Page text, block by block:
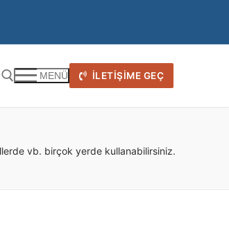
MENÜ İLETIŞIME GEÇ
vb. birçok yerde kullanabilirsiniz.